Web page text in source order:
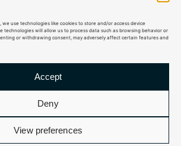
we use technologies like cookies to store and/or access device
technologies will allow us to process data such as browsing behavior or
or withdrawing consent, may adversely affect certain features and
Accept
Deny
View preferences
Newsletter and i agree to your